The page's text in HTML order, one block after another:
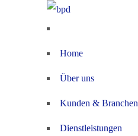
Home
Über uns
Kunden & Branchen
Dienstleistungen